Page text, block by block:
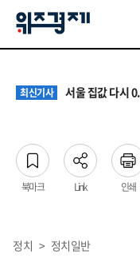
최신기사 서울 집값 다시
최신기사 원·하청 교섭 갈
최신기사 청소년 혐오 표
북마크 Link 인쇄
정치 > 정치일반